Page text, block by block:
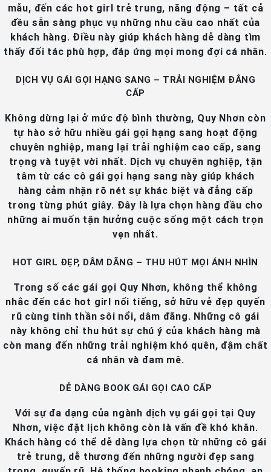
mẫu, đến các hot girl trẻ trung, năng động – tất cả
đều sẵn sàng phục vụ những nhu cầu cao nhất của
khách hàng. Điều này giúp khách hàng dễ dàng tìm
thấy đối tác phù hợp, đáp ứng mọi mong đợi cá nhân.
DỊCH VỤ GÁI GỌI HẠNG SANG – TRẢI NGHIỆM ĐẲNG
CẤP
Không dừng lại ở mức độ bình thường, Quy Nhơn còn
tự hào sở hữu nhiều gái gọi hạng sang hoạt động
chuyên nghiệp, mang lại trải nghiệm cao cấp, sang
trọng và tuyệt vời nhất. Dịch vụ chuyên nghiệp, tận
tâm từ các cô gái gọi hạng sang này giúp khách
hàng cảm nhận rõ nét sự khác biệt và đẳng cấp
trong từng phút giây. Đây là lựa chọn hàng đầu cho
những ai muốn tận hưởng cuộc sống một cách trọn
vẹn nhất.
HOT GIRL ĐẸP, DÂM DÃNG – THU HÚT MỌI ÁNH NHÌN
Trong số các gái gọi Quy Nhơn, không thể không
nhắc đến các hot girl nổi tiếng, sở hữu vẻ đẹp quyến
rũ cùng tinh thần sôi nổi, dâm đãng. Những cô gái
này không chỉ thu hút sự chú ý của khách hàng mà
còn mang đến những trải nghiệm khó quên, đậm chất
cá nhân và đam mê.
DỄ DÀNG BOOK GÁI GỌI CAO CẤP
Với sự đa dạng của ngành dịch vụ gái gọi tại Quy
Nhơn, việc đặt lịch không còn là vấn đề khó khăn.
Khách hàng có thể dễ dàng lựa chọn từ những cô gái
trẻ trung, dễ thương đến những người đẹp sang